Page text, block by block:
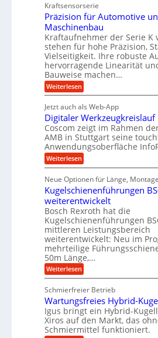
c
i
n
d
e
t
r
i
e
b
e
f
ü
r
r
a
e
U
m
g
e
b
u
n
g
n
n
d
A
u
f
t
r
a
g
s
e
i
n
g
a
n
g
l
o
s
e
,
w
e
n
i
g
e
r
S
t
e
l
e
n
h
n
s
t
a
n
g
e
n
g
e
t
r
i
e
b
e
f
ü
r
r
ä
i
s
e
H
u
b
b
e
w
e
g
u
n
g
e
n
Kraftsensorserie
Präzision für Automotive
Maschinenbau
Kraftaufnehmer der Serie K
stehen für hohe Präzision,
Vielseitigkeit. Ihre robuste
hervorragende Linearität
Bauweise machen…
Weiterlesen:
P
ä
z
i
s
i
o
n
f
r
A
u
t
o
m
o
t
i
v
e
u
n
d
M
a
s
c
h
Jetzt auch als Web-App
Digitaler Werkzeugkreislauf
Coscom zeigt im Rahmen
AMB in Stuttgart seine
Anwendungsoberfläche
Weiterlesen:
D
g
i
t
a
l
e
r
W
e
r
k
z
e
u
g
k
r
e
i
Neue Optionen für Länge,
Kugelschienenführungen
weiterentwickelt
Bosch Rexroth hat die
Kugelschienenführungen
mittleren Leistungsbereich
weiterentwickelt: Neu im
mehrteilige
50m Länge,…
Weiterlesen:
K
g
e
l
s
c
h
Schmierfreier Betrieb
Wartungsfreies Hybrid-
Igus bringt ein Hybrid-
Xiros auf den Markt, das
Schmiermittel funktioniert.